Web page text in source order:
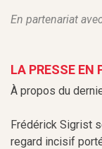
En partenariat
LA PRESSE EN
À propos du
Frédérick Sigrist
regard incisif